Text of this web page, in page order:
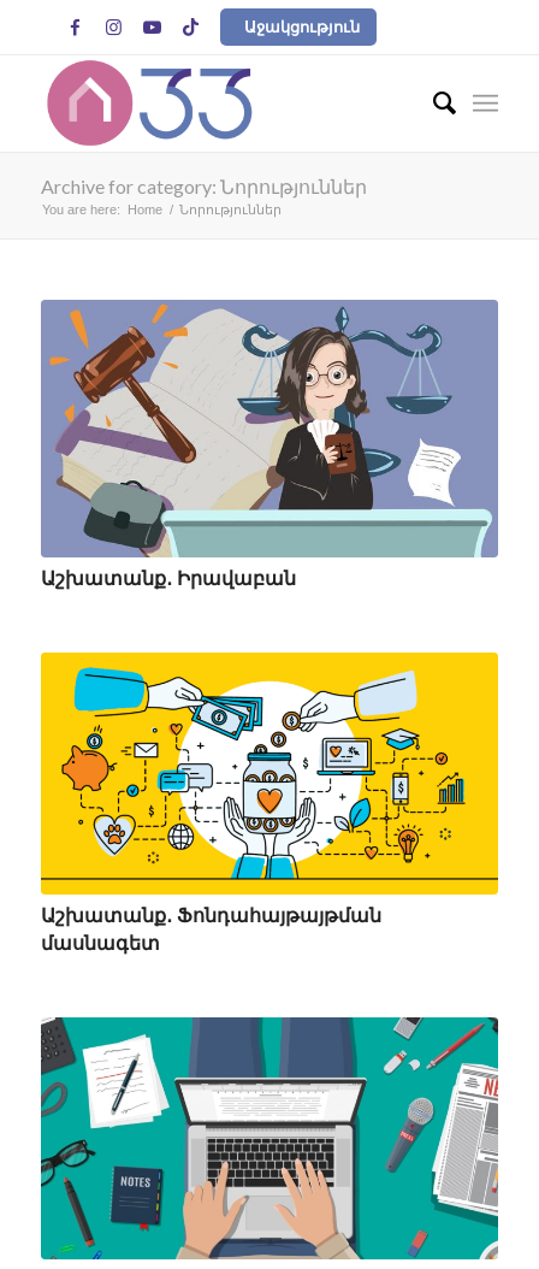
    Աջակցություն
Archive for category: Նորություններ
You are here: Home / Նորություններ
Աշխատանք․ Իրավաբան
Աշխատանք․ Ֆոնդահայթայթման
մասնագետ